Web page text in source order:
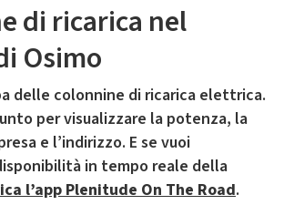
di ricarica nel
Osimo
delle colonnine di ricarica elettrica.
per visualizzare la potenza, la
e l’indirizzo. E se vuoi
in tempo reale della
l’app Plenitude On The Road.